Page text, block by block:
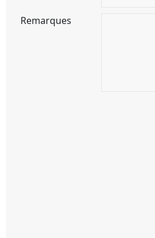
Remarques